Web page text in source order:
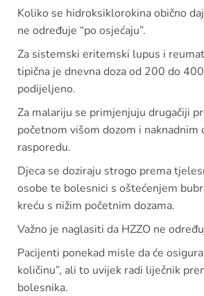
Koliko se hidroksiklorokina obično
ne određuje “po osjećaju”.
Za sistemski eritemski lupus i
tipična je dnevna doza od 200 do
podijeljeno.
Za malariju se primjenjuju drugačiji
početnom višom dozom i naknadnim
rasporedu.
Djeca se doziraju strogo prema
osobe te bolesnici s oštećenjem
kreću s nižim početnim dozama.
Važno je naglasiti da HZZO ne
Pacijenti ponekad misle da će
količinu”, ali to uvijek radi liječnik
bolesnika.